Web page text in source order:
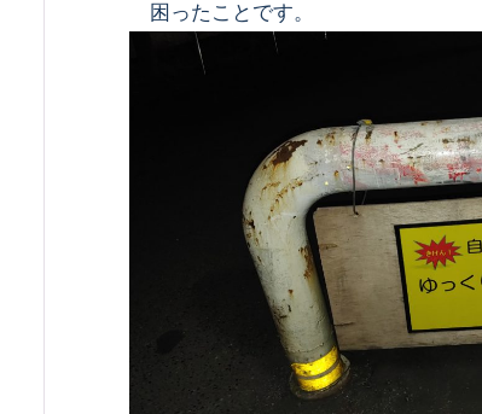
困ったことです。